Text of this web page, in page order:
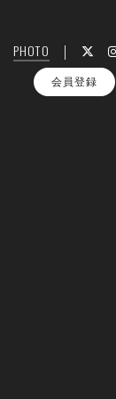
PHOTO
会員登録